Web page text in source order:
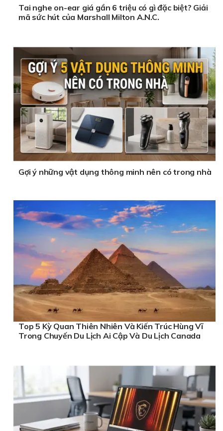
Tai nghe on-ear giá gần 6 triệu có gì đặc biệt? Giải
mã sức hút của Marshall Milton A.N.C.
Gợi ý những vật dụng thông minh nên có trong nhà
Top 5 Kỳ Quan Thiên Nhiên Và Kiến Trúc Hùng Vĩ
Trong Chuyến Du Lịch Ai Cập Và Du Lịch Canada